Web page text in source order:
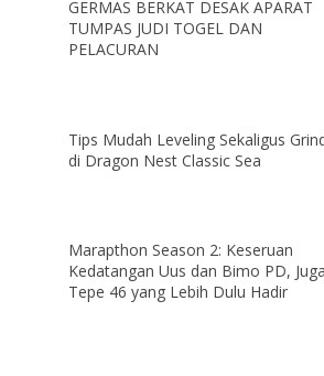
GERMAS BERKAT DESAK APARAT
TUMPAS JUDI TOGEL DAN
PELACURAN
Tips Mudah Leveling Sekaligus
di Dragon Nest Classic Sea
Marapthon Season 2: Keseruan
Kedatangan Uus dan Bimo PD, Juga
Tepe 46 yang Lebih Dulu Hadir